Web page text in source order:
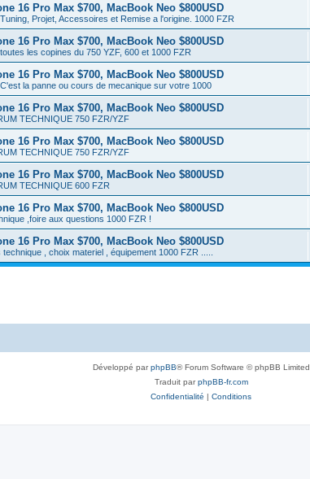
16 Pro Max $700, MacBook Neo $800USD
Tuning, Projet, Accessoires et Remise a l'origine. 1000 FZR
16 Pro Max $700, MacBook Neo $800USD
toutes les copines du 750 YZF, 600 et 1000 FZR
16 Pro Max $700, MacBook Neo $800USD
C'est la panne ou cours de mecanique sur votre 1000
16 Pro Max $700, MacBook Neo $800USD
TECHNIQUE 750 FZR/YZF
16 Pro Max $700, MacBook Neo $800USD
TECHNIQUE 750 FZR/YZF
16 Pro Max $700, MacBook Neo $800USD
TECHNIQUE 600 FZR
16 Pro Max $700, MacBook Neo $800USD
,foire aux questions 1000 FZR !
16 Pro Max $700, MacBook Neo $800USD
technique , choix materiel , équipement 1000 FZR .....
Développé parphpBB® Forum Software © phpBB Limited
Traduit parphpBB-fr.com
Confidentialité | Conditions